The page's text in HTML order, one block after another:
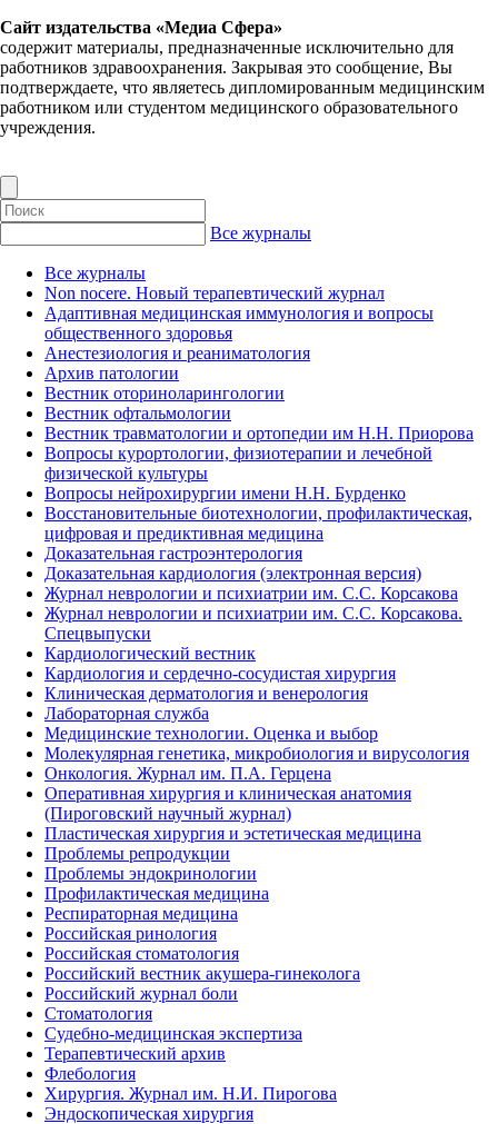
Сайт издательства «Медиа Сфера»
содержит материалы, предназначенные исключительно для
работников здравоохранения. Закрывая это сообщение, Вы
подтверждаете, что являетесь дипломированным медицинским
работником или студентом медицинского образовательного
учреждения.
Все журналы
Все журналы
Non nocere. Новый терапевтический журнал
Адаптивная медицинская иммунология и вопросы
общественного здоровья
Анестезиология и реаниматология
Архив патологии
Вестник оториноларингологии
Вестник офтальмологии
Вестник травматологии и ортопедии им Н.Н. Приорова
Вопросы курортологии, физиотерапии и лечебной
физической культуры
Вопросы нейрохирургии имени Н.Н. Бурденко
Восстановительные биотехнологии, профилактическая,
цифровая и предиктивная медицина
Доказательная гастроэнтерология
Доказательная кардиология (электронная версия)
Журнал неврологии и психиатрии им. С.С. Корсакова
Журнал неврологии и психиатрии им. С.С. Корсакова.
Спецвыпуски
Кардиологический вестник
Кардиология и сердечно-сосудистая хирургия
Клиническая дерматология и венерология
Лабораторная служба
Медицинские технологии. Оценка и выбор
Молекулярная генетика, микробиология и вирусология
Онкология. Журнал им. П.А. Герцена
Оперативная хирургия и клиническая анатомия
(Пироговский научный журнал)
Пластическая хирургия и эстетическая медицина
Проблемы репродукции
Проблемы эндокринологии
Профилактическая медицина
Респираторная медицина
Российская ринология
Российская стоматология
Российский вестник акушера-гинеколога
Российский журнал боли
Стоматология
Судебно-медицинская экспертиза
Терапевтический архив
Флебология
Хирургия. Журнал им. Н.И. Пирогова
Эндоскопическая хирургия